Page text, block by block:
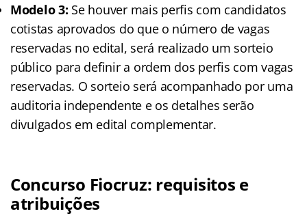
Modelo 3: Se houver mais perfis com candidatos
cotistas aprovados do que o número de vagas
reservadas no edital, será realizado um sorteio
público para definir a ordem dos perfis com vagas
reservadas. O sorteio será acompanhado por uma
auditoria independente e os detalhes serão
divulgados em edital complementar.
Concurso Fiocruz: requisitos e
atribuições